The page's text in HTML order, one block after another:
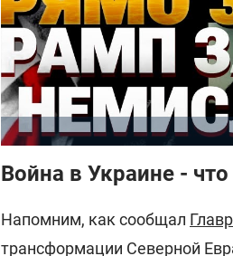
Война в Украине - что
Напомним, как сообщал
трансформации Северной